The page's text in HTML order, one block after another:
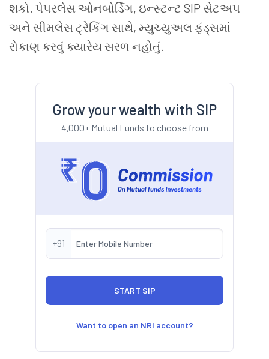
શકો. પેપરલેસ ઓનબોર્ડિંગ, ઇન્સ્ટન્ટ SIP સેટઅપ
અને સીમલેસ ટ્રેકિંગ સાથે, મ્યુચ્યુઅલ ફંડ્સમાં
રોકાણ કરવું ક્યારેય સરળ નહોતું.
Grow your wealth with SIP
4,000+ Mutual Funds to choose from
+91
Want to open an NRI account?